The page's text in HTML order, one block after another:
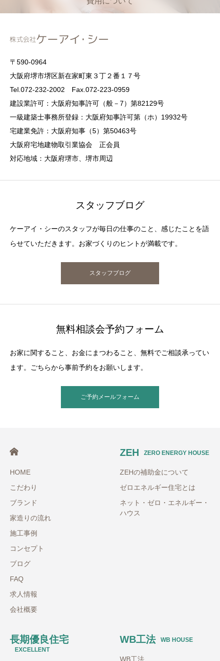
〒590-0964
大阪府堺市堺区新在家町東３丁２番１７号
Tel.072-232-2002 Fax.072-223-0959
建設業許可：大阪府知事許可（般－7）第82129号
一級建築士事務所登録：大阪府知事許可第（ホ）19932号
宅建業免許：大阪府知事（5）第50463号
大阪府宅地建物取引業協会 正会員
対応地域：大阪府堺市、堺市周辺
スタッフブログ
ケーアイ・シーのスタッフが毎日の仕事のこと、感じたことを語
らせていただきます。お家づくりのヒントが満載です。
スタッフブログ
無料相談会予約フォーム
お家に関すること、お金にまつわること、無料でご相談承ってい
ます。ごちらから事前予約をお願いします。
ご予約メールフォーム
HOME
こだわり
ブランド
家造りの流れ
施工事例
コンセプト
ブログ
FAQ
求人情報
会社概要
ZEH ZERO ENERGY HOUSE
ZEHの補助金について
ゼロエネルギー住宅とは
ネット・ゼロ・エネルギー・
ハウス
長期優良住宅
EXCELLENT
WB工法 WB HOUSE
WB工法